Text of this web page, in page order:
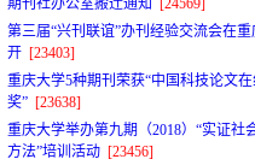
期刊社办公室搬迁通知
[24569]
第三届“兴刊联谊”办刊经验交流会在
开 [23403]
重庆大学5种期刊荣获“中国科技论文
奖” [23638]
重庆大学举办第九期（2018）“实证社
方法”培训活动 [23456]